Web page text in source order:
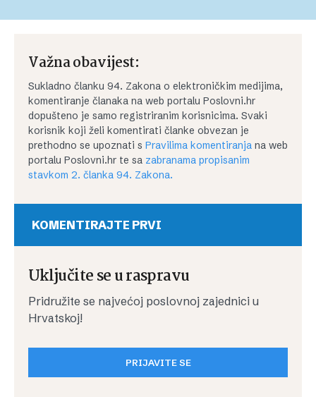
Važna obavijest:
Sukladno članku 94. Zakona o elektroničkim medijima,
komentiranje članaka na web portalu Poslovni.hr
dopušteno je samo registriranim korisnicima. Svaki
korisnik koji želi komentirati članke obvezan je
prethodno se upoznati s Pravilima komentiranja na web
portalu Poslovni.hr te sa zabranama propisanim
stavkom 2. članka 94. Zakona.
KOMENTIRAJTE PRVI
Uključite se u raspravu
Pridružite se najvećoj poslovnoj zajednici u
Hrvatskoj!
PRIJAVITE SE